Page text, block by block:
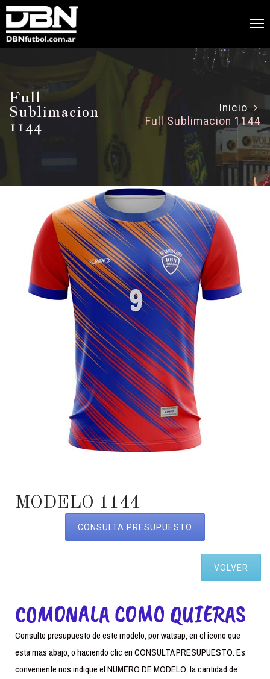
Full
Sublimacion
1144
Inicio
Full Sublimacion 1144
MODELO 1144
CONSULTA PRESUPUESTO
VOLVER
COMONALA COMO QUIERAS
Consulte presupuesto de este modelo, por watsap, en el icono que
esta mas abajo, o haciendo clic en CONSULTA PRESUPUESTO. Es
conveniente nos indique el NUMERO DE MODELO, la cantidad de